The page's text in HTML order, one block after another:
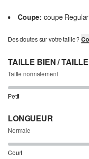
Coupe: coupe
Des doutes sur votre taille ?
TAILLE BIEN / TAILLE
Taille normalement
Petit
LONGUEUR
Normale
Court